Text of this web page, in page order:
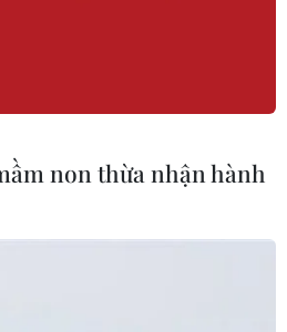
non thừa nhận hành